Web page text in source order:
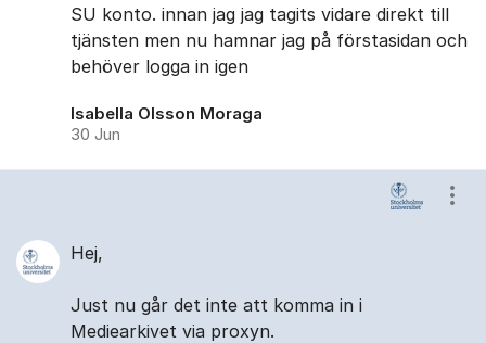
SU konto. innan jag jag tagits vidare direkt till
tjänsten men nu hamnar jag på förstasidan och
behöver logga in igen
Isabella Olsson Moraga
30 Jun
Hej,
Just nu går det inte att komma in i
Mediearkivet via proxyn.